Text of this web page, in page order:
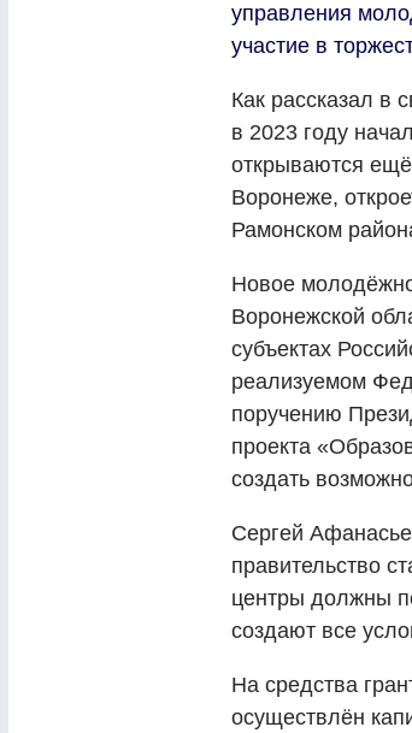
управления
участие в
Как рассказал в
в 2023 году
открываются
Воронеже,
Рамонском
Новое
Воронежской
субъектах
реализуемом
поручению
проекта
создать
Сергей
правительство
центры должны
создают все
На средства
осуществлён